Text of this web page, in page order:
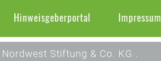
Hinweisgeberportal Impressum
Stiftung & Co. KG .